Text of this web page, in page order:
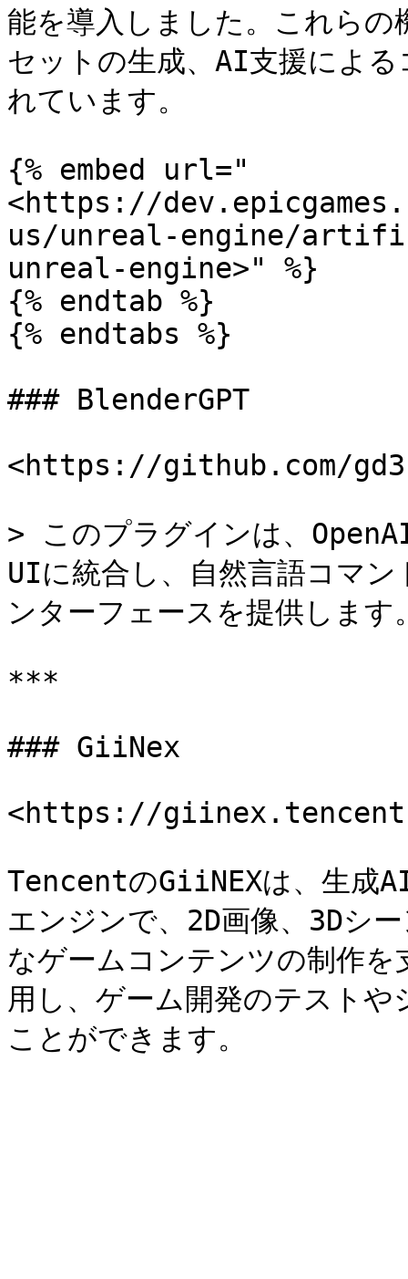
能を導入しました。これら
セットの生成、AI支援によ
れています。
{% embed url="
<https://
us/unreal-engine/
unreal-engine>" %}
{% endtab %}
{% endtabs %}
### BlenderGPT
<https://github.com/
> このプラグインは、
UIに統合し、自然言語コマ
ンターフェースを提供します
***
### GiiNex
<https://
TencentのGiiNEXは、生成
エンジンで、2D画像、3Dシ
なゲームコンテンツの制作
用し、ゲーム開発のテスト